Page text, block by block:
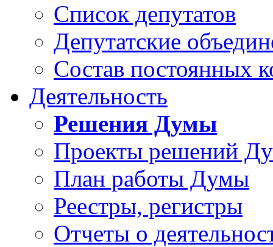
Список депутатов
Депутатские
Состав постоянных
Деятельность
Решения Думы
Проекты решений
План работы Думы
Реестры, регистры
Отчеты о